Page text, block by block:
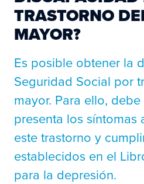
TRASTORNO
MAYOR?
Es posible obtener la
Seguridad Social por
mayor. Para ello,
presenta los síntomas
este trastorno y
establecidos en el
para la depresión.